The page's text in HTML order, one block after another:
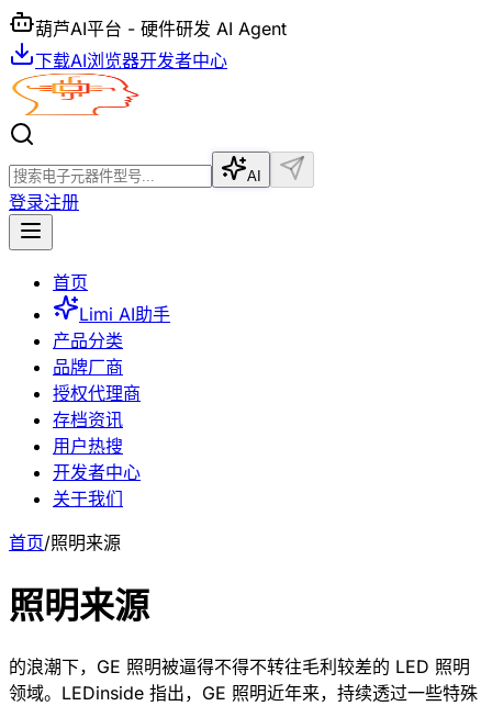
葫芦AI平台 - 硬件研发 AI Agent
下载AI浏览器开发者中心
AI
登录注册
首页
Limi AI助手
产品分类
品牌厂商
授权代理商
存档资讯
用户热搜
开发者中心
关于我们
首页/照明来源
照明来源
的浪潮下，GE 照明被逼得不得不转往毛利较差的 LED 照明
领域。LEDinside 指出，GE 照明近年来，持续透过一些特殊